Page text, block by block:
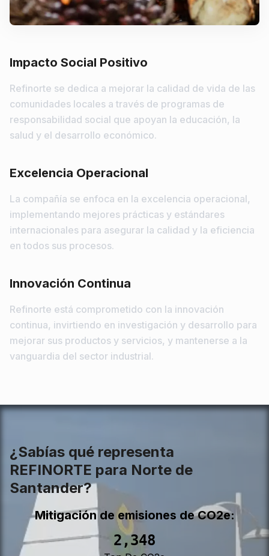
Impacto Social Positivo
Refinorte se dedica a mejorar la calidad de vida de las
comunidades locales a través de programas de
responsabilidad social que apoyan la educación, la
salud y el desarrollo económico.
Excelencia Operacional
La compañía se enfoca en la excelencia operacional,
implementando mejores prácticas y estándares
internacionales para asegurar la calidad y la eficiencia
en todos sus procesos.
Innovación Continua
Refinorte está comprometido con la innovación
continua, invirtiendo en investigación y desarrollo para
mejorar sus productos y servicios, y mantenerse a la
vanguardia del sector industrial.
¿Sabías qué representa
REFINORTE para Norte de
Santander?
Mitigación de emisiones de CO2e:
2,558